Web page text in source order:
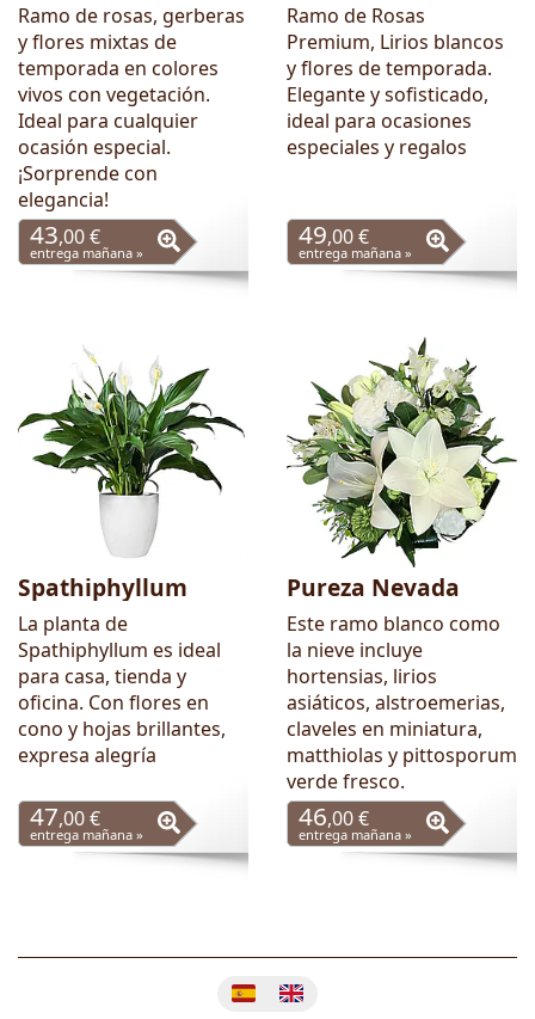
Ramo de rosas, gerberas
y flores mixtas de
temporada en colores
vivos con vegetación.
Ideal para cualquier
ocasión especial.
¡Sorprende con
elegancia!
43,00 €
entrega mañana »
Ramo de Rosas
Premium, Lirios blancos
y flores de temporada.
Elegante y sofisticado,
ideal para ocasiones
especiales y regalos
49,00 €
entrega mañana »
Spathiphyllum
La planta de
Spathiphyllum es ideal
para casa, tienda y
oficina. Con flores en
cono y hojas brillantes,
expresa alegría
47,00 €
entrega mañana »
Pureza Nevada
Este ramo blanco como
la nieve incluye
hortensias, lirios
asiáticos, alstroemerias,
claveles en miniatura,
matthiolas y pittosporum
verde fresco.
46,00 €
entrega mañana »